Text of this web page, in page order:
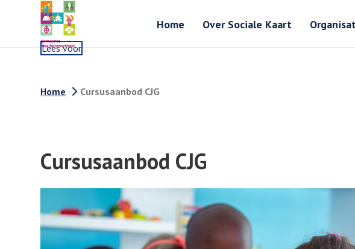
Home Over Sociale Kaart
Lees voor
Home Cursusaanbod CJG
Cursusaanbod CJG